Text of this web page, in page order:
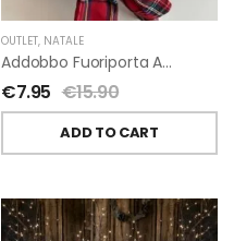
OUTLET, NATALE
Addobbo Fuoriporta Alberello Velluto Rosso Con Fiocchetto Tartan
€7.95 €15.90
ADD TO CART